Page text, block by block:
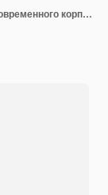
Постоянный шаблон XBanner и шаблон современного корпоративного сворачивающегося баннера